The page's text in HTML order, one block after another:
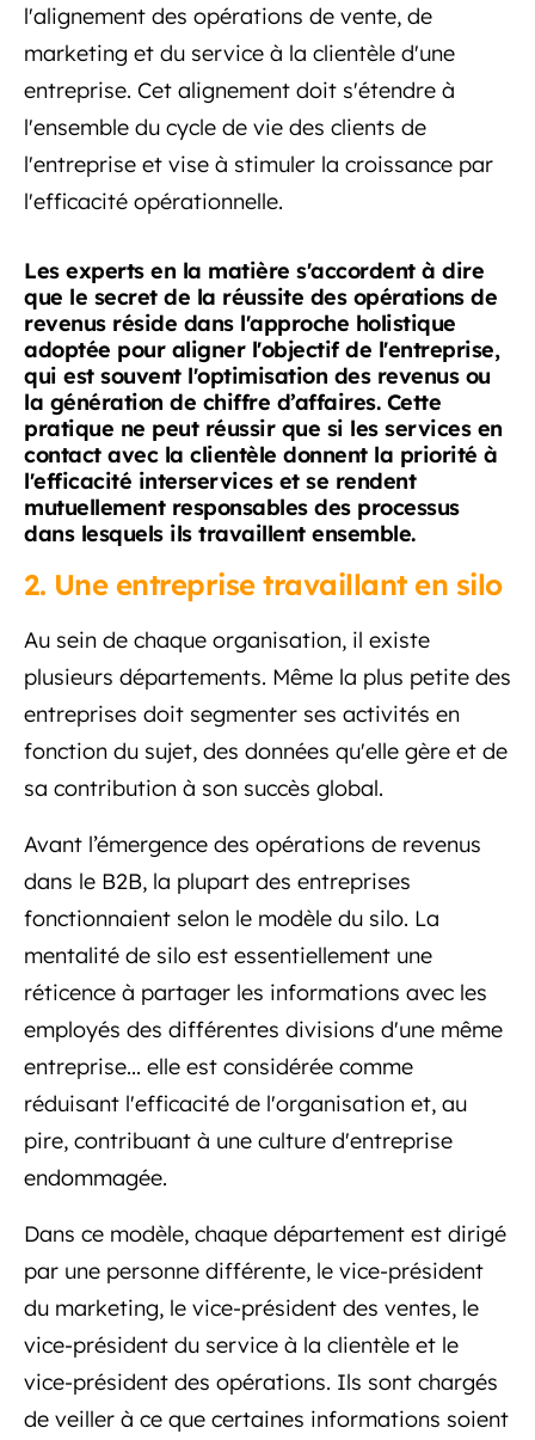
l'alignement des opérations de vente, de
marketing et du service à la clientèle d'une
entreprise. Cet alignement doit s'étendre à
l'ensemble du cycle de vie des clients de
l'entreprise et vise à stimuler la croissance par
l'efficacité opérationnelle.
Les experts en la matière s'accordent à dire
que le secret de la réussite des opérations de
revenus réside dans l'approche holistique
adoptée pour aligner l'objectif de l'entreprise,
qui est souvent l'optimisation des revenus ou
la génération de chiffre d’affaires. Cette
pratique ne peut réussir que si les services en
contact avec la clientèle donnent la priorité à
l'efficacité interservices et se rendent
mutuellement responsables des processus
dans lesquels ils travaillent ensemble.
2. Une entreprise travaillant en silo
Au sein de chaque organisation, il existe
plusieurs départements. Même la plus petite des
entreprises doit segmenter ses activités en
fonction du sujet, des données qu'elle gère et de
sa contribution à son succès global.
Avant l’émergence des opérations de revenus
dans le B2B, la plupart des entreprises
fonctionnaient selon le modèle du silo. La
mentalité de silo est essentiellement une
réticence à partager les informations avec les
employés des différentes divisions d'une même
entreprise... elle est considérée comme
réduisant l'efficacité de l'organisation et, au
pire, contribuant à une culture d'entreprise
endommagée.
Dans ce modèle, chaque département est dirigé
par une personne différente, le vice-président
du marketing, le vice-président des ventes, le
vice-président du service à la clientèle et le
vice-président des opérations. Ils sont chargés
de veiller à ce que certaines informations soient